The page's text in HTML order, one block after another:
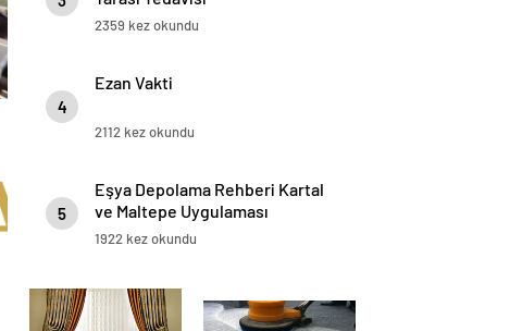
2359 kez okundu
4
Ezan Vakti
2112 kez okundu
5
Eşya Depolama Rehberi Kartal
ve Maltepe Uygulaması
1922 kez okundu